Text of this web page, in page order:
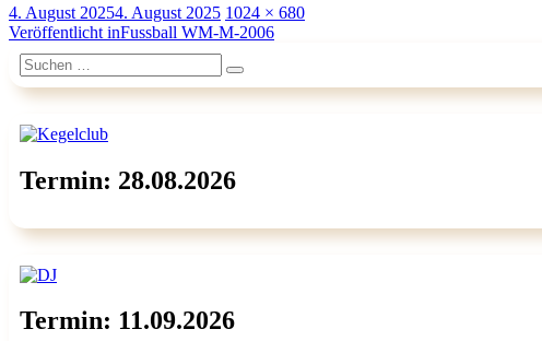
Veröffentlicht
am
4. August 20254. August 2025 Originalgröße
1024 × 680
Beitragsnavigation
Veröffentlicht inFussball WM-M-2006
Suchen
nach:
Suchen
Termin: 28.08.2026
Termin: 11.09.2026